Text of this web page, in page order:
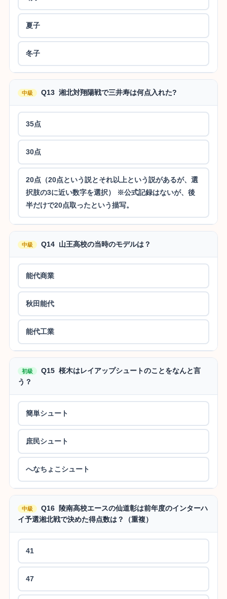
夏子
冬子
中級 Q13 湘北対翔陽戦で三井寿は何点入れた?
35点
30点
20点（20点という説とそれ以上という説があるが、選
択肢の3に近い数字を選択） ※公式記録はないが、後
半だけで20点取ったという描写。
中級 Q14 山王高校の当時のモデルは？
能代商業
秋田能代
能代工業
初級
Q15 桜木はレイアップシュートのことをなんと言
う？
簡単シュート
庶民シュート
へなちょこシュート
中級
Q16 陵南高校エースの仙道彰は前年度のインターハ
イ予選湘北戦で決めた得点数は？（重複）
41
47